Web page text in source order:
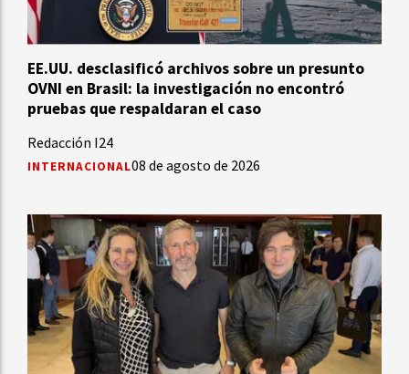
EE.UU. desclasificó archivos sobre un presunto
OVNI en Brasil: la investigación no encontró
pruebas que respaldaran el caso
Redacción I24
INTERNACIONAL08 de agosto de 2026